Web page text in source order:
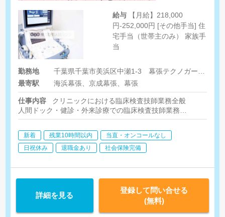
給与
円-252,000円 [その他手当] 住
宅手当（世帯主のみ） 家族手
当
勤務地
最寄駅
海浜幕張、京成幕張、幕張
仕事内容
クリニックにおける臨床検査技師業務全般
人間ドック・健診・外来診療での臨床検査技師業務
エコー検査
採血
新着 残業10時間以内
当直・オンコールなし
日祝休み
退職金あり 社会保険完備
詳細を見る
登録して問い合せる
(無料)